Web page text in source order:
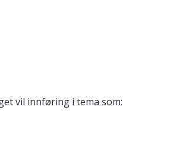
vil innføring i tema som: